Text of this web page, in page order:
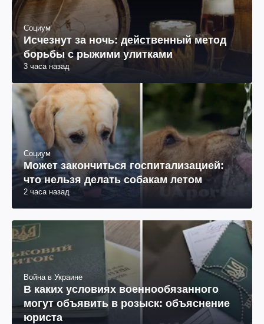
Социум
Исчезнут за ночь: действенный метод
борьбы с рыжими улитками
3 часа назад
Социум
Может закончиться госпитализацией:
что нельзя делать собакам летом
2 часа назад
Война в Украине
В каких условиях военнообязанного
могут объявить в розыск: объяснение
юриста